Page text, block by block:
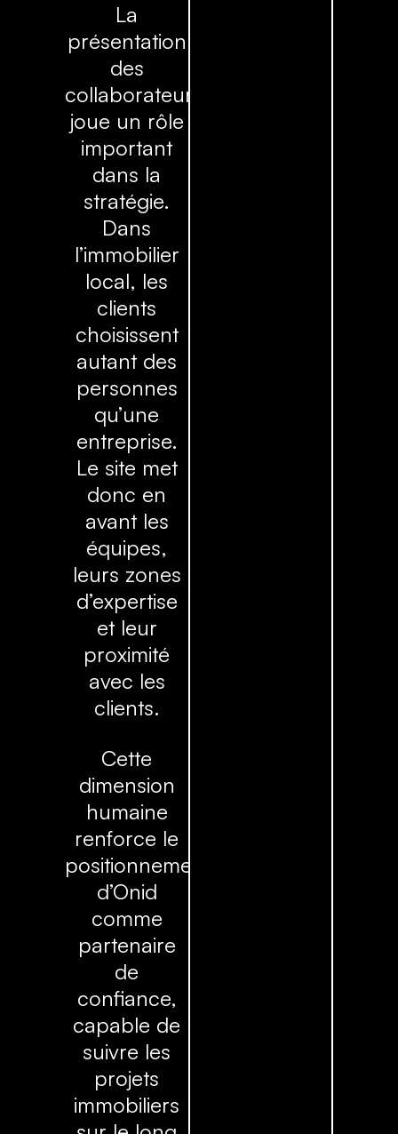
La
présentation
des
collaborateurs
joue un rôle
important
dans la
stratégie.
Dans
l’immobilier
local, les
clients
choisissent
autant des
personnes
qu’une
entreprise.
Le site met
donc en
avant les
équipes,
leurs zones
d’expertise
et leur
proximité
avec les
clients.
Cette
dimension
humaine
renforce le
positionnement
d’Onid
comme
partenaire
de
confiance,
capable de
suivre les
projets
immobiliers